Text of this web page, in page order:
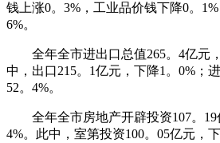
钱上涨0。3%，工业品价钱下降0。
6%。
全年全市进出口总值265。4亿元
中，出口215。1亿元，下降1。0%；
52。4%。
全年全市房地产开辟投资107。19
4%。此中，室第投资100。05亿元，